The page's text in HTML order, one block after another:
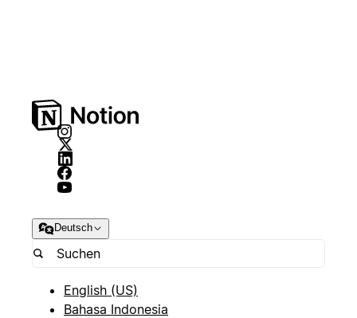
Deutsch
English (US)
Bahasa Indonesia